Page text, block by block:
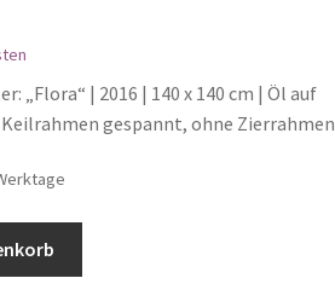
„Flora“ | 2016 | 140 x 140 cm | Öl auf
gespannt, ohne Zierrahmen